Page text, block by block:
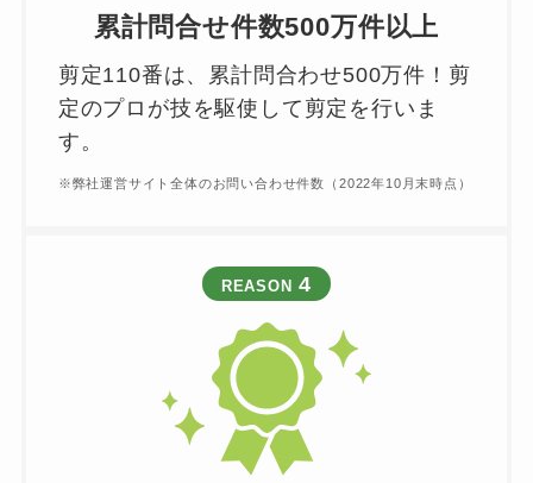
累計問合せ件数500万件以上
剪定110番は、累計問合わせ500万件！剪
定のプロが技を駆使して剪定を行いま
す。
※弊社運営サイト全体のお問い合わせ件数（2022年10月末時点）
REASON 4